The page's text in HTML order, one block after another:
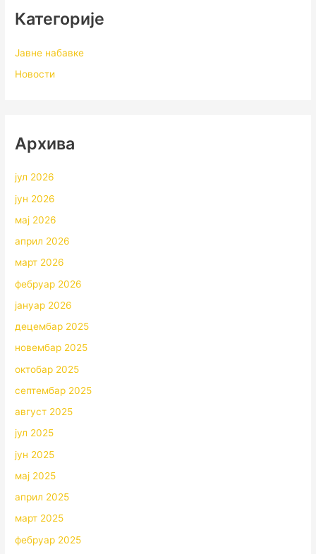
Категорије
Јавне набавке
Новости
Архивa
јул 2026
јун 2026
мај 2026
април 2026
март 2026
фебруар 2026
јануар 2026
децембар 2025
новембар 2025
октобар 2025
септембар 2025
август 2025
јул 2025
јун 2025
мај 2025
април 2025
март 2025
фебруар 2025